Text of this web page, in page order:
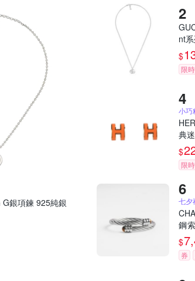
銀項鍊 925純銀
nt
$
限
小巧
典
環-
$
限
七夕
鋼
季
$
券